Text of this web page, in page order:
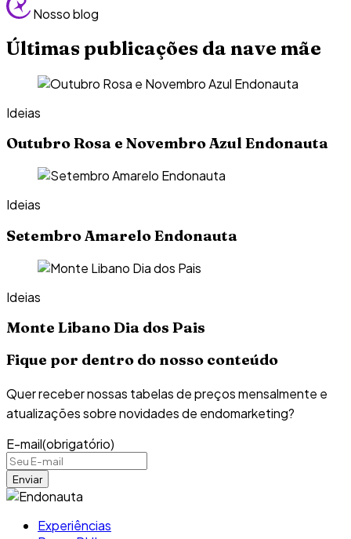
Nosso blog
Últimas publicações da nave mãe
Ideias
Outubro Rosa e Novembro Azul Endonauta
Ideias
Setembro Amarelo Endonauta
Ideias
Monte Libano Dia dos Pais
Fique por dentro do nosso conteúdo
Quer receber nossas tabelas de preços mensalmente e
atualizações sobre novidades de endomarketing?
E-mail(obrigatório)
Experiências